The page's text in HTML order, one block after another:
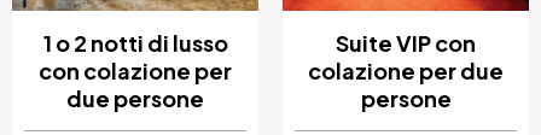
1 o 2 notti di lusso
con colazione per
due persone
Suite VIP con
colazione per due
persone